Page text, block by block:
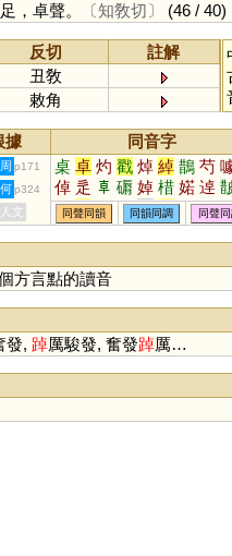
，卓聲。 〔知敎切〕 (46 / 40)
反切
註解
丑敎
敕角
據 同音字
周 p171 桌 卓 灼 戳 焯 綽 鵲 芍
倬 辵 𠦝 磭 婥 棤 婼 逴
碏 趠 穛 獡 灂 汋
何 p324
人文 同聲同韻 同韻同調 同聲
方言點的讀音
發, 踔厲駿發, 奮發踔厲…